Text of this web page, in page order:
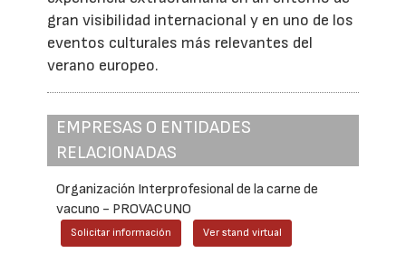
gran visibilidad internacional y en uno de los
eventos culturales más relevantes del
verano europeo.
EMPRESAS O ENTIDADES
RELACIONADAS
Organización Interprofesional de la carne de
vacuno - PROVACUNO
Solicitar información Ver stand virtual